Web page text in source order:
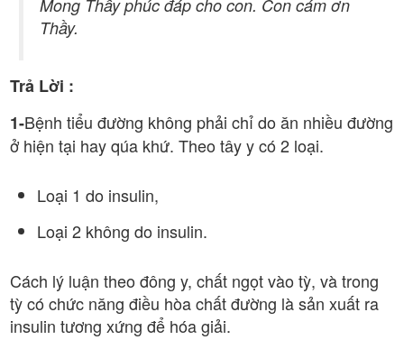
Mong Thầy phúc đáp cho con. Con cám ơn
Thầy.
Trả Lời :
1-Bệnh tiểu đường không phải chỉ do ăn nhiều đường
ở hiện tại hay qúa khứ. Theo tây y có 2 loại.
Loại 1 do insulin,
Loại 2 không do insulin.
Cách lý luận theo đông y, chất ngọt vào tỳ, và trong
tỳ có chức năng điều hòa chất đường là sản xuất ra
insulin tương xứng để hóa giải.